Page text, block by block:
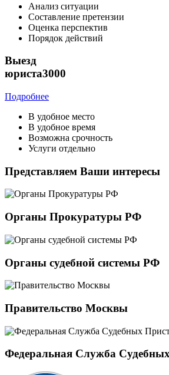
Анализ ситуации
Составление претензии
Оценка перспектив
Порядок действий
Выезд
юриста3000
Подробнее
В удобное место
В удобное время
Возможна срочность
Услуги отдельно
Представляем Ваши интересы
Органы Прокуратуры РФ
Органы судебной системы РФ
Правительство Москвы
Федеральная Служба